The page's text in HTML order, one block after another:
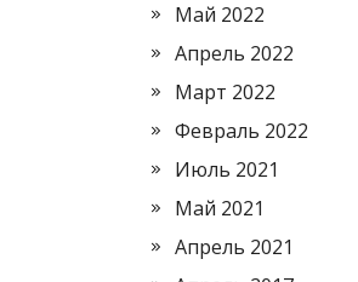
Май 2022
Апрель 2022
Март 2022
Февраль 2022
Июль 2021
Май 2021
Апрель 2021